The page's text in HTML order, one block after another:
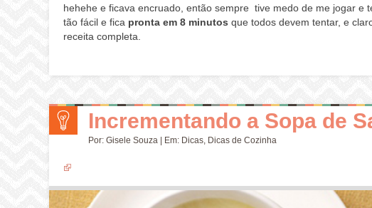
hehehe e ficava encruado, então sempre tive medo de me jogar e
tão fácil e fica pronta em 8 minutosque todos devem tentar, e
receita completa.
Incrementando a Sopa de
Por: Gisele Souza| Em: Dicas, Dicas de Cozinha